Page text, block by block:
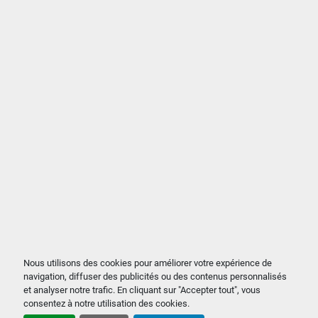
Nous utilisons des cookies pour améliorer votre expérience de
navigation, diffuser des publicités ou des contenus personnalisés
et analyser notre trafic. En cliquant sur "Accepter tout", vous
consentez à notre utilisation des cookies.